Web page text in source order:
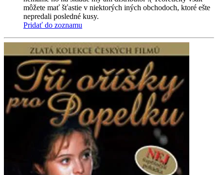
môžete mať šťastie v niektorých iných obchodoch, ktoré ešte
nepredali posledné kusy.
Pridať do zoznamu